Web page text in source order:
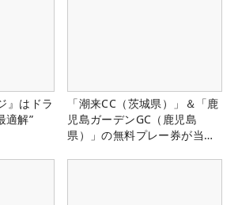
』はドラ
適解”
「潮来CC（茨城県）」＆「鹿
児島ガーデンGC（鹿児島
県）」の無料プレー券が当た